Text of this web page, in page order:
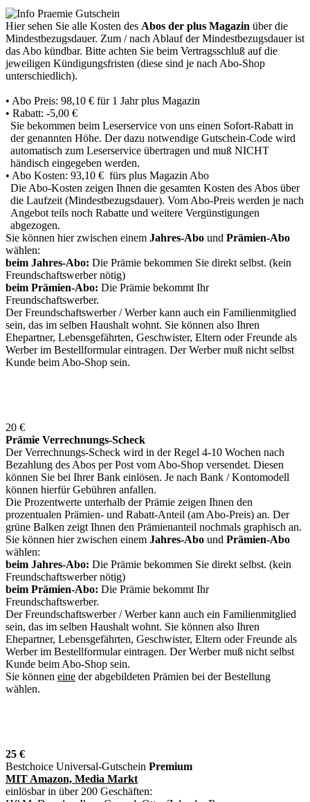
Hier sehen Sie alle Kosten des Abos der plus Magazin über die
Mindestbezugsdauer. Zum / nach Ablauf der Mindestbezugsdauer ist
das Abo kündbar. Bitte achten Sie beim Vertragsschluß auf die
jeweiligen Kündigungsfristen (diese sind je nach Abo-Shop
unterschiedlich).
• Abo Preis: 98,10 € für 1 Jahr plus Magazin
• Rabatt: -5,00 €
Sie bekommen beim Leserservice von uns einen Sofort-Rabatt in
der genannten Höhe. Der dazu notwendige Gutschein-Code wird
automatisch zum Leserservice übertragen und muß NICHT
händisch eingegeben werden.
• Abo Kosten: 93,10 € fürs plus Magazin Abo
Die Abo-Kosten zeigen Ihnen die gesamten Kosten des Abos über
die Laufzeit (Mindestbezugsdauer). Vom Abo-Preis werden je nach
Angebot teils noch Rabatte und weitere Vergünstigungen
abgezogen.
Sie können hier zwischen einem Jahres-Abo und Prämien-Abo
wählen:
beim Jahres-Abo: Die Prämie bekommen Sie direkt selbst. (kein
Freundschaftswerber nötig)
beim Prämien-Abo: Die Prämie bekommt Ihr
Freundschaftswerber.
Der Freundschaftswerber / Werber kann auch ein Familienmitglied
sein, das im selben Haushalt wohnt. Sie können also Ihren
Ehepartner, Lebensgefährten, Geschwister, Eltern oder Freunde als
Werber im Bestellformular eintragen. Der Werber muß nicht selbst
Kunde beim Abo-Shop sein.
20 €
Prämie Verrechnungs-Scheck
Der Verrechnungs-Scheck wird in der Regel 4-10 Wochen nach
Bezahlung des Abos per Post vom Abo-Shop versendet. Diesen
können Sie bei Ihrer Bank einlösen. Je nach Bank / Kontomodell
können hierfür Gebühren anfallen.
Die Prozentwerte unterhalb der Prämie zeigen Ihnen den
prozentualen Prämien- und Rabatt-Anteil (am Abo-Preis) an. Der
grüne Balken zeigt Ihnen den Prämienanteil nochmals graphisch an.
Sie können hier zwischen einem Jahres-Abo und Prämien-Abo
wählen:
beim Jahres-Abo: Die Prämie bekommen Sie direkt selbst. (kein
Freundschaftswerber nötig)
beim Prämien-Abo: Die Prämie bekommt Ihr
Freundschaftswerber.
Der Freundschaftswerber / Werber kann auch ein Familienmitglied
sein, das im selben Haushalt wohnt. Sie können also Ihren
Ehepartner, Lebensgefährten, Geschwister, Eltern oder Freunde als
Werber im Bestellformular eintragen. Der Werber muß nicht selbst
Kunde beim Abo-Shop sein.
Sie können eine der abgebildeten Prämien bei der Bestellung
wählen.
25 €
Bestchoice Universal-Gutschein Premium
MIT Amazon, Media Markt
einlösbar in über 200 Geschäften: